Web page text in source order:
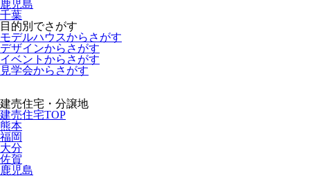
鹿児島
千葉
目的別でさがす
モデルハウスからさがす
デザインからさがす
イベントからさがす
見学会からさがす
建売住宅・分譲地
建売住宅TOP
熊本
福岡
大分
佐賀
鹿児島